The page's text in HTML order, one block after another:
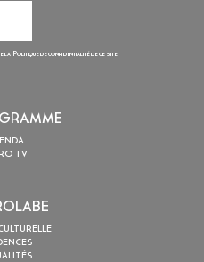
la Politique de confidentialitéde ce site
TV